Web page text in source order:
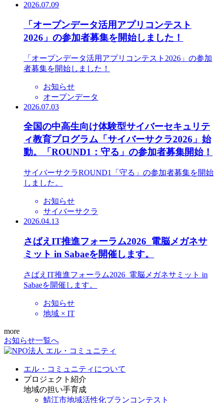
2026.07.09
「オープンデータ活用アプリコンテスト
2026」の参加者募集を開始しました！
「オープンデータ活用アプリコンテスト2026」の参加
者募集を開始しました！
お知らせ
オープンデータ
2026.07.03
全国の中高生向け体験型サイバーセキュリテ
ィ教育プログラム「サイバーサクラ2026」始
動。「ROUND1：守る」の参加者募集開始！
サイバーサクラROUND1「守る」の参加者募集を開始
しました。
お知らせ
サイバーサクラ
2026.04.13
さばえIT推進フォーラム2026_電脳メガネサ
ミット in Sabaeを開催します。
さばえIT推進フォーラム2026_電脳メガネサミット in
Sabaeを開催します。
お知らせ
地域 × IT
more
お知らせ一覧へ
エル・コミュニティについて
プロジェクト紹介
地域の担い手育成
鯖江市地域活性化プランコンテスト